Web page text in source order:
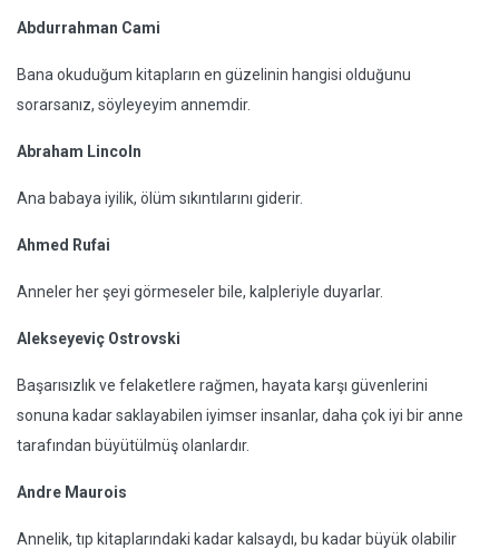
Abdurrahman Cami
Bana okuduğum kitapların en güzelinin hangisi olduğunu
sorarsanız, söyleyeyim annemdir.
Abraham Lincoln
Ana babaya iyilik, ölüm sıkıntılarını giderir.
Ahmed Rufai
Anneler her şeyi görmeseler bile, kalpleriyle duyarlar.
Alekseyeviç Ostrovski
Başarısızlık ve felaketlere rağmen, hayata karşı güvenlerini
sonuna kadar saklayabilen iyimser insanlar, daha çok iyi bir anne
tarafından büyütülmüş olanlardır.
Andre Maurois
Annelik, tıp kitaplarındaki kadar kalsaydı, bu kadar büyük olabilir